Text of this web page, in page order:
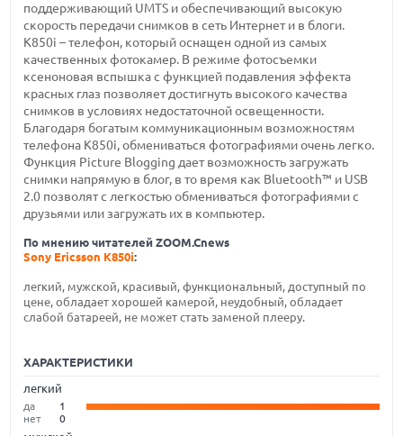
поддерживающий UMTS и обеспечивающий высокую
скорость передачи снимков в сеть Интернет и в блоги.
К850i – телефон, который оснащен одной из самых
качественных фотокамер. В режиме фотосъемки
ксеноновая вспышка с функцией подавления эффекта
красных глаз позволяет достигнуть высокого качества
снимков в условиях недостаточной освещенности.
Благодаря богатым коммуникационным возможностям
телефона K850i, обмениваться фотографиями очень легко.
Функция Picture Blogging дает возможность загружать
снимки напрямую в блог, в то время как Bluetooth™ и USB
2.0 позволят с легкостью обмениваться фотографиями с
друзьями или загружать их в компьютер.
По мнению читателей ZOOM.Cnews
Sony Ericsson K850i:
легкий, мужской, красивый, функциональный, доступный по
цене, обладает хорошей камерой, неудобный, обладает
слабой батареей, не может стать заменой плееру.
ХАРАКТЕРИСТИКИ
легкий
да
1
нет
0